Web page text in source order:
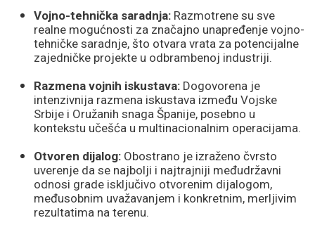
Vojno-tehnička saradnja: Razmotrene su sve
realne mogućnosti za značajno unapređenje vojno-
tehničke saradnje, što otvara vrata za potencijalne
zajedničke projekte u odbrambenoj industriji.
Razmena vojnih iskustava: Dogovorena je
intenzivnija razmena iskustava između Vojske
Srbije i Oružanih snaga Španije, posebno u
kontekstu učešća u multinacionalnim operacijama.
Otvoren dijalog: Obostrano je izraženo čvrsto
uverenje da se najbolji i najtrajniji međudržavni
odnosi grade isključivo otvorenim dijalogom,
međusobnim uvažavanjem i konkretnim, merljivim
rezultatima na terenu.